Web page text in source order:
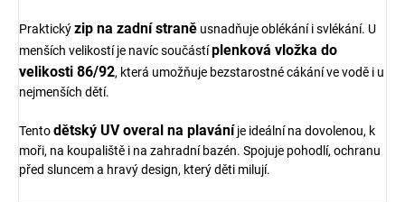
Praktickýzip na zadní straně usnadňuje oblékání i svlékání. U
menších velikostí je navíc součástíplenková vložka do
velikosti 86/92, která umožňuje bezstarostné cákání ve vodě i u
nejmenších dětí.
Tentodětský UV overal na plavání je ideální na dovolenou, k
moři, na koupaliště i na zahradní bazén. Spojuje pohodlí, ochranu
před sluncem a hravý design, který děti milují.